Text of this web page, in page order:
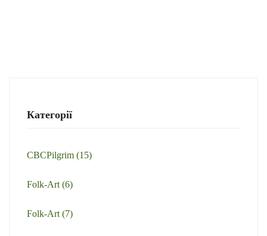
Категорії
CBCPilgrim (15)
Folk-Art (6)
Folk-Art (7)